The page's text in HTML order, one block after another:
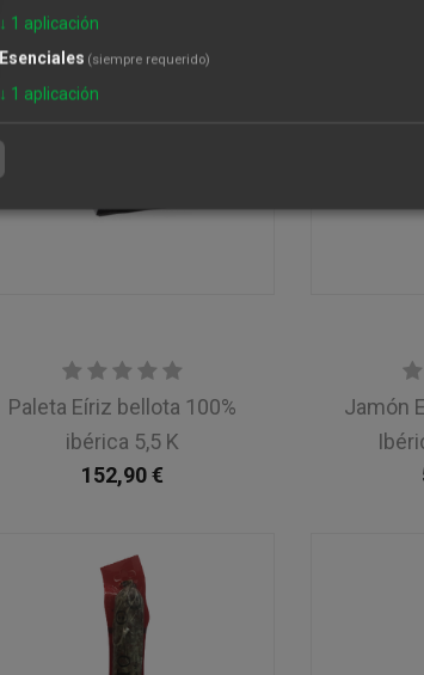
Paleta Eíriz bellota 100%
ibérica 5,5 K
152,90€
Jamón
↓ 1 aplicación
Esenciales (siempre requerido)
↓ 1 aplicación